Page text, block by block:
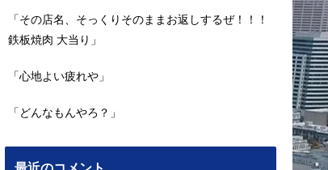
「その店名、そっくりそのままお返しするぜ！！！
鉄板焼肉 大当り」
「心地よい疲れや」
「どんなもんやろ？」